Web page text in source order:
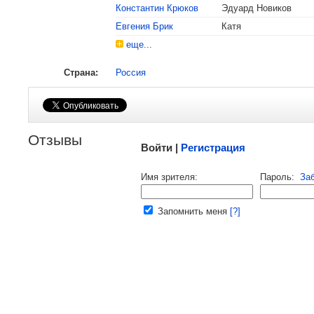
Константин Крюков
Эдуард Новиков
Евгения Брик
Катя
еще...
Страна: Россия
Отзывы Войти | Регистрация
Имя зрителя: Пароль:
Запомнить меня [?]